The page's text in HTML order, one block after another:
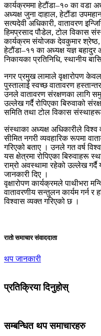
कार्यक्रममा हेटौंडा–१० का वडा
अध्यक्ष जुना दाहाल, हेटौंडा
सत्यदेवी अधिकारी, वातावरण
हिमप्रसाद पौडेल, टोल विकास
कार्यक्रम संयोजक देवकुमार
हेटौंडा–११ का अध्यक्ष यज्ञ बहादुर
निकायका प्रतिनिधि, स्थानीय
नगर प्रमुख लामाले वृक्षारोपण केवल
पुस्तालाई स्वच्छ वातावरण
उनले वातावरण संरक्षणका लागि
उल्लेख गर्दै रोपिएका बिरुवाको
समिति तथा टोल विकास
संस्थाका अध्यक्ष अधिकारीले
सीमित नगरी व्यवहारिक रूपमा
गरिएको बताए । उनले गत वर्ष
यस क्षेत्रमा रोपिएका बिरुवाहरू
राम्रो अवस्थामा रहेको उल्लेख गर्दै
जानकारी दिए ।
वृक्षारोपण कार्यक्रमले पाथीभरा
वातावरणीय सन्तुलन कार्यम गर्न र
विश्वास व्यक्त गरिएको छ ।
रातो समाचार संवाददाता
थप जानकारी
प्रतिक्रिया दिनुहोस्
सम्बन्धित थप समाचारहरु